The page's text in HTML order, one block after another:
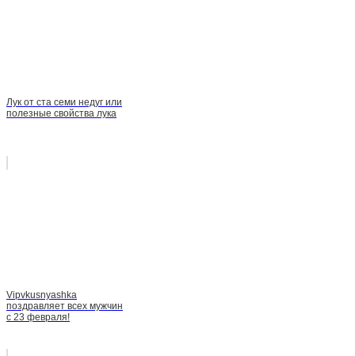
Лук от ста семи недуг или
полезные свойства лука
Vipvkusnyashka
поздравляет всех мужчин
с 23 февраля!